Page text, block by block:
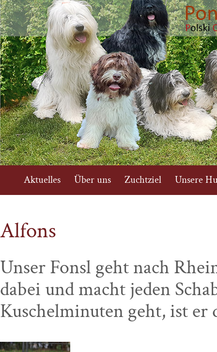
Aktuelles Über uns Zuchtziel Unsere
Alfons
Unser Fonsl geht nach
dabei und macht jeden
Kuschelminuten geht, ist er